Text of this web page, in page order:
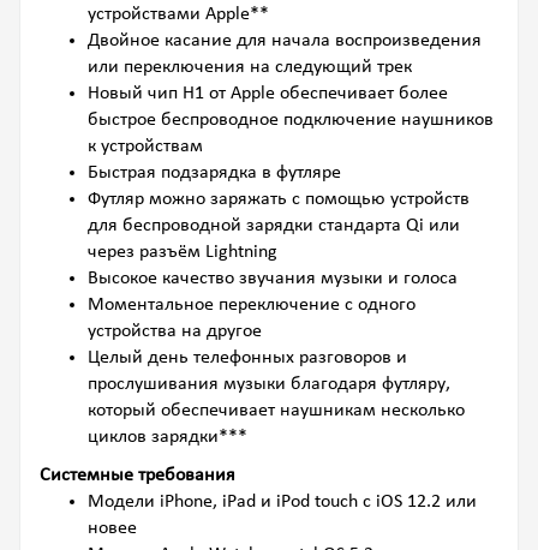
устройствами Apple**
Двойное касание для начала воспроизведения
или переключения на следующий трек
Новый чип H1 от Apple обеспечивает более
быстрое беспроводное подключение наушников
к устройствам
Быстрая подзарядка в футляре
Футляр можно заряжать с помощью устройств
для беспроводной зарядки стандарта Qi или
через разъём Lightning
Высокое качество звучания музыки и голоса
Моментальное переключение с одного
устройства на другое
Целый день телефонных разговоров и
прослушивания музыки благодаря футляру,
который обеспечивает наушникам несколько
циклов зарядки***
Системные требования
Модели iPhone, iPad и iPod touch с iOS 12.2 или
новее